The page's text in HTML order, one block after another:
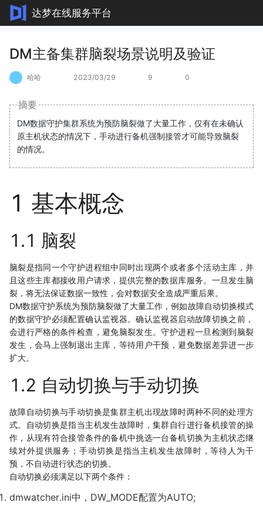
达梦在线服务平台
DM主备集群脑裂场景说明及验证
哈哈 2023/03/29 9 0
摘要
DM数据守护集群系统为预防脑裂做了大量工作，仅有在未确认
原主机状态的情况下，手动进行备机强制接管才可能导致脑裂
的情况。
1 基本概念
1.1 脑裂
脑裂是指同一个守护进程组中同时出现两个或者多个活动主库，并
且这些主库都接收用户请求，提供完整的数据库服务。一旦发生脑
裂，将无法保证数据一致性，会对数据安全造成严重后果。
DM数据守护系统为预防脑裂做了大量工作，例如故障自动切换模式
的数据守护必须配置确认监视器。确认监视器启动故障切换之前，
会进行严格的条件检查，避免脑裂发生。守护进程一旦检测到脑裂
发生，会马上强制退出主库，等待用户干预，避免数据差异进一步
扩大。
1.2 自动切换与手动切换
故障自动切换与手动切换是集群主机出现故障时两种不同的处理方
式。自动切换是指当主机发生故障时，集群自行进行备机接管的操
作，从现有符合接管条件的备机中挑选一台备机切换为主机状态继
续对外提供服务；手动切换是指当主机发生故障时，等待人为干
预，不自动进行状态的切换。
自动切换必须满足以下两个条件：
dmwatcher.ini中，DW_MODE配置为AUTO;